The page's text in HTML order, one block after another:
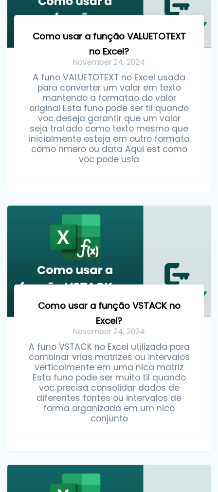
Como usar a função VALUETOTEXT
no Excel?
November 24, 2024
A funo VALUETOTEXT no Excel usada
para converter um valor em texto
mantendo a formatao do valor
original Esta funo pode ser til quando
voc deseja garantir que um valor
seja tratado como texto mesmo que
inicialmente esteja em outro formato
como nmero ou data Aqui est como
voc pode usla
Como usar a função VSTACK no
Excel?
November 24, 2024
A funo VSTACK no Excel utilizada para
combinar vrias matrizes ou intervalos
verticalmente em uma nica matriz
Esta funo pode ser muito til quando
voc precisa consolidar dados de
diferentes fontes ou intervalos de
forma organizada em um nico
conjunto